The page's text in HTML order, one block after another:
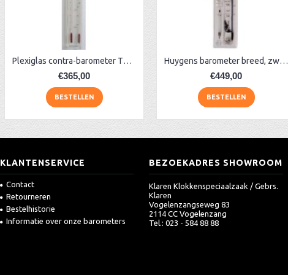
Plexiglas contra-barometer TH rood
€365,00
BESTELLEN
Huygens barometer breed, zwart
€449,00
BESTELLEN
KLANTENSERVICE
Contact
Retourneren
Bestelhistorie
Informatie over onze barometers
BEZOEKADRES SHOWROOM
Klaren Klokkenspeciaalzaak / Gebrs.
Klaren
Vogelenzangseweg 83
2114 CC Vogelenzang
Tel.: 023 - 584 88 88